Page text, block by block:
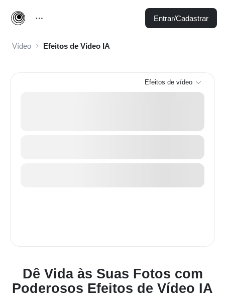
Entrar/Cadastrar
Vídeo Efeitos de Vídeo IA
Dê Vida às Suas Fotos com
Poderosos Efeitos de Vídeo IA
Efeitos de vídeo